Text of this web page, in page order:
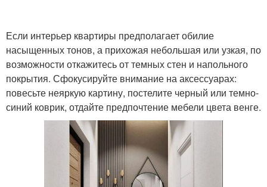
Если интерьер квартиры предполагает обилие
насыщенных тонов, а прихожая небольшая или узкая, по
возможности откажитесь от темных стен и напольного
покрытия. Сфокусируйте внимание на аксессуарах:
повесьте неяркую картину, постелите черный или темно-
синий коврик, отдайте предпочтение мебели цвета венге.